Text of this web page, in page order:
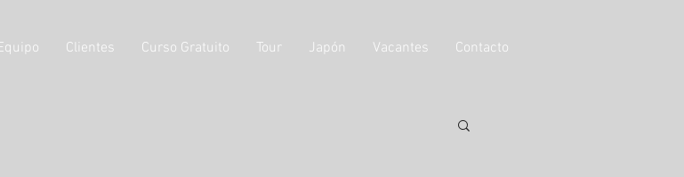
Clientes Curso Gratuito Tour Japón Vacantes Contacto